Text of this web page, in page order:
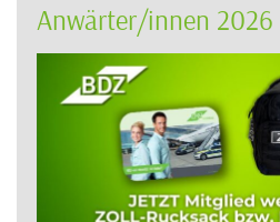
Anwärter/innen 2026